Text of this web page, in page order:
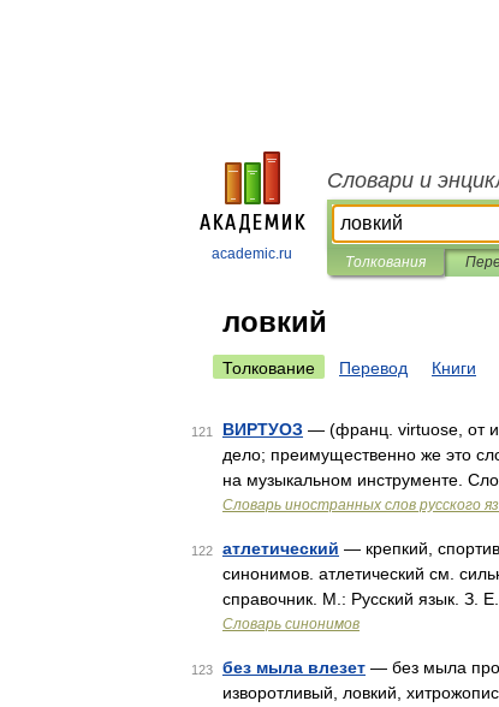
academic.ru
Словари и
Толкования
ловкий
Толкование Перевод Книги
121 ВИРТУОЗ — (франц. virtuose, от
дело; преимущественно же это
на музыкальном инструменте.
Словарь иностранных слов русского
122 атлетический — крепкий,
синонимов. атлетический см.
справочник. М.: Русский язык. З.
Словарь синонимов
123 без мыла влезет — без мыла
изворотливый, ловкий,